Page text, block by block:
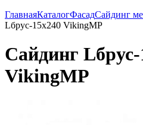
ГлавнаяКаталогФасадСайдинг
Lбрус-15х240 VikingMP
Сайдинг Lбрус-
VikingMP